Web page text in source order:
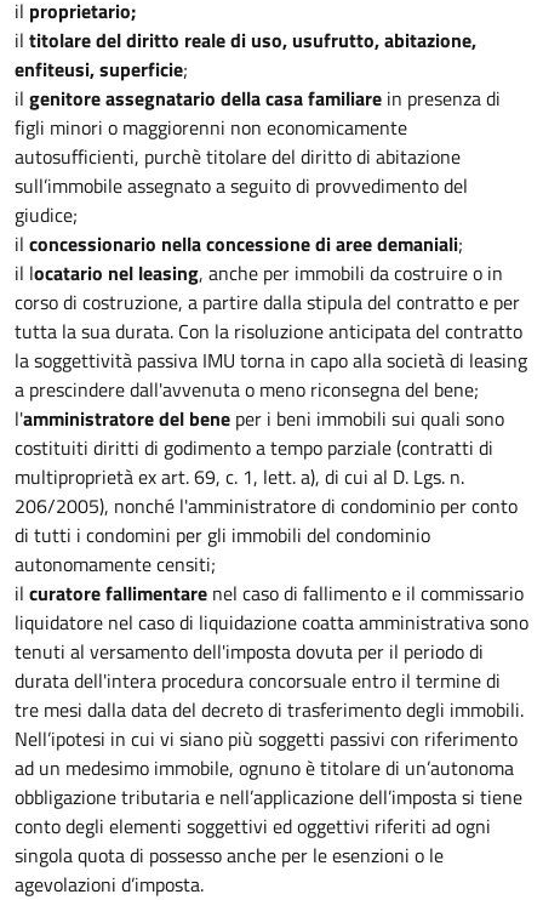
il proprietario;
il titolare del diritto reale di uso, usufrutto, abitazione,
enfiteusi, superficie;
il genitore assegnatario della casa familiare in presenza di
figli minori o maggiorenni non economicamente
autosufficienti, purchè titolare del diritto di abitazione
sull’immobile assegnato a seguito di provvedimento del
giudice;
il concessionario nella concessione di aree demaniali;
il locatario nel leasing, anche per immobili da costruire o in
corso di costruzione, a partire dalla stipula del contratto e per
tutta la sua durata. Con la risoluzione anticipata del contratto
la soggettività passiva IMU torna in capo alla società di leasing
a prescindere dall'avvenuta o meno riconsegna del bene;
l'amministratore del bene per i beni immobili sui quali sono
costituiti diritti di godimento a tempo parziale (contratti di
multiproprietà ex art. 69, c. 1, lett. a), di cui al D. Lgs. n.
206/2005), nonché l'amministratore di condominio per conto
di tutti i condomini per gli immobili del condominio
autonomamente censiti;
il curatore fallimentare nel caso di fallimento e il commissario
liquidatore nel caso di liquidazione coatta amministrativa sono
tenuti al versamento dell'imposta dovuta per il periodo di
durata dell'intera procedura concorsuale entro il termine di
tre mesi dalla data del decreto di trasferimento degli immobili.
Nell’ipotesi in cui vi siano più soggetti passivi con riferimento
ad un medesimo immobile, ognuno è titolare di un’autonoma
obbligazione tributaria e nell’applicazione dell’imposta si tiene
conto degli elementi soggettivi ed oggettivi riferiti ad ogni
singola quota di possesso anche per le esenzioni o le
agevolazioni d’imposta.